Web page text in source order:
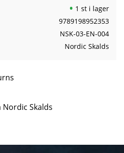
1 st i lager
9789198952353
NSK-03-EN-004
Nordic Skalds
Skalds